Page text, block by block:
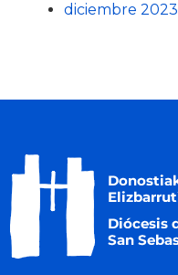
diciembre 2023